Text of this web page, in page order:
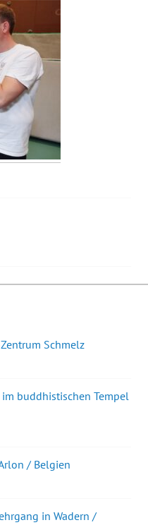
Schmelz
buddhistischen Tempel
/ Belgien
in Wadern /